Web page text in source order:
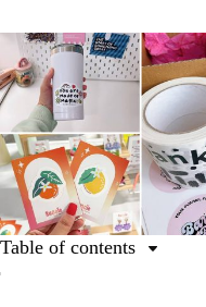
Table of contents